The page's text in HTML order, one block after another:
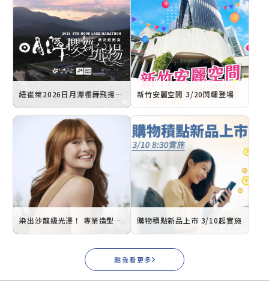
紐崔萊2026日月潭櫻舞飛揚環湖路跑賽 3/7盛大登場 新竹安麗空間 3/20閃耀登場
染出沙龍級光澤！ 專業造型師揭祕居家「護髮系染髮」 購物積點新品上市 3/10起實施
點我看更多